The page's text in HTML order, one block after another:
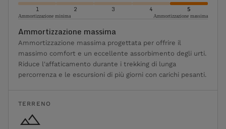
1 2 3 4 5
Ammortizzazione minima Ammortizzazione massima
Ammortizzazione massima
Ammortizzazione massima progettata per offrire il
massimo comfort e un eccellente assorbimento degli urti.
Riduce l'affaticamento durante i trekking di lunga
percorrenza e le escursioni di più giorni con carichi pesanti.
TERRENO